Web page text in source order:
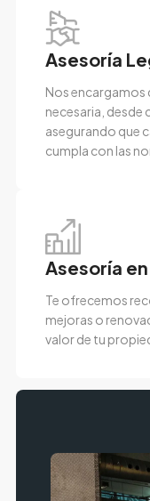
Asesoría
Nos
necesaria, desde
asegurando que
cumpla con las
Asesoría
Te ofrecemos
mejoras o
valor de tu